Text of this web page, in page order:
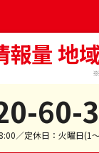
報量 地
※
60-
／定休日：火曜日(1